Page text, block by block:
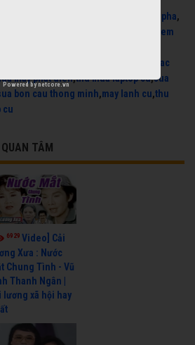
máy phát điện 3 pha,
kem
nhac
may phat dien,thu mua laptop cu,sua
bon cau thong minh,may lanh cu,thu
cu
TÂM
6929Video] Cải
Xưa : Nước
Chung Tình - Vũ
Thanh Ngân |
lương xã hội hay
Powered bynetcore.vn